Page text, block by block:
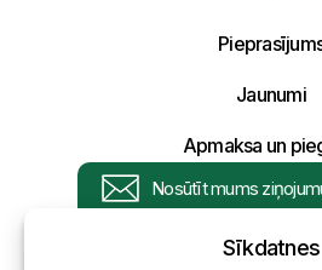
Jaunumi
Apmaksa un
Konfidencialitātes
Kontakti
Sīkdatnes